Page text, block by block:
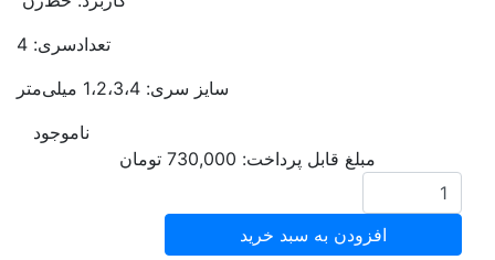
تعدادسری: 4
سایز سری: 1،2،3،4 میلی‌متر
ناموجود
مبلغ قابل پرداخت: 730,000 تومان
افزودن به سبد خرید